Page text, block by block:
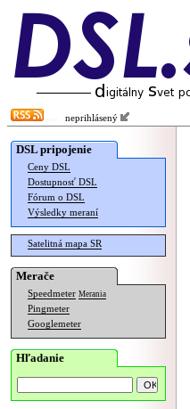
neprihlásený
DSL pripojenie
Ceny DSL
Dostupnosť DSL
Fórum o DSL
Výsledky meraní
Satelitná mapa SR
Merače
Speedmeter Merania
Pingmeter
Googlemeter
Hľadanie